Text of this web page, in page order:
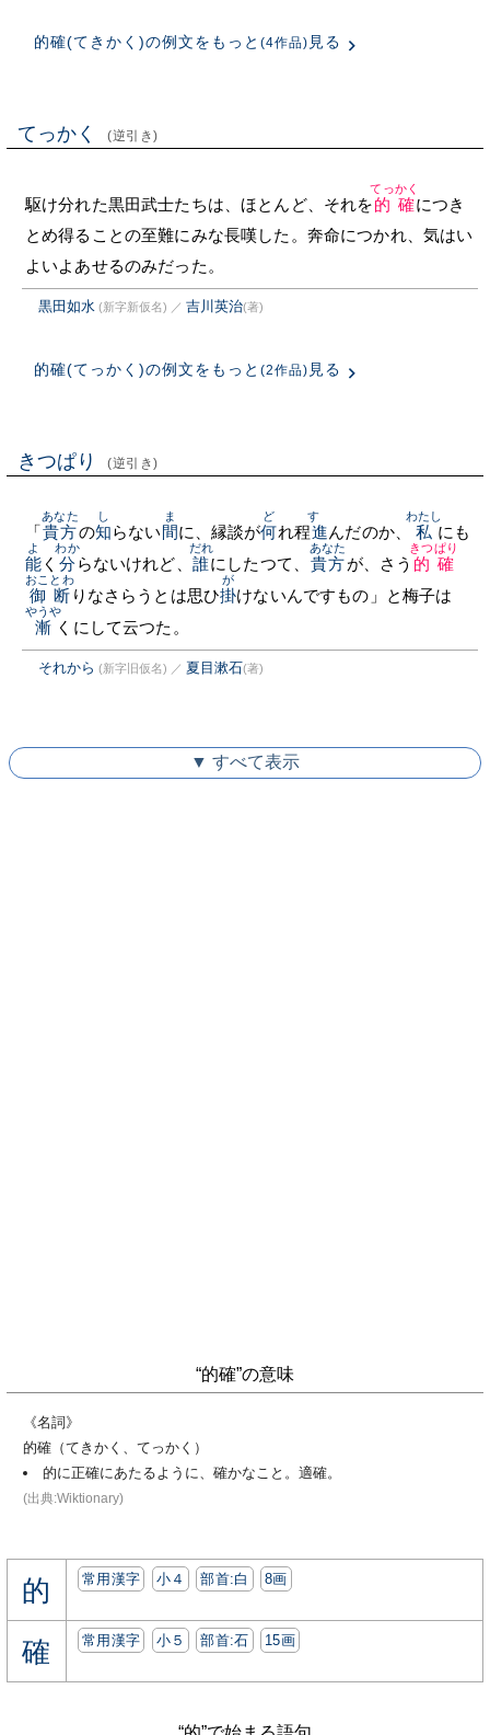
的確(てきかく)の例文をもっと (4作品) 見る
てっかく (逆引き)
駆け分れた黒田武士たちは、ほとんど、それを的確
てっかく
につき
とめ得ることの至難にみな長嘆した。奔命につかれ、気はい
よいよあせるのみだった。
黒田如水 (新字新仮名) ／ 吉川英治(著)
的確(てっかく)の例文をもっと (2作品) 見る
きつぱり (逆引き)
「貴方
あなた
の知
し
らない間
ま
に、縁談が何
ど
れ程進
すゝ
んだのか、 私
わたし
にも
能
よ
く 分
わか
らないけれど、 誰
だれ
にしたつて、 貴方
あなた
が、さう 的確
きつぱり
御断
おことわ
りなさらうとは思ひ掛
が
けないんですもの」と梅子は
漸
やうや
くにして云つた。
それから (新字旧仮名) ／ 夏目漱石(著)
▼ すべて表示
“的確”の意味
《名詞》
的確（てきかく、てっかく）
的に正確にあたるように、確かなこと。適確。
(出典:Wiktionary)
的 常用漢字 小４ 部首:⽩ 8画
確 常用漢字 小５ 部首:⽯ 15画